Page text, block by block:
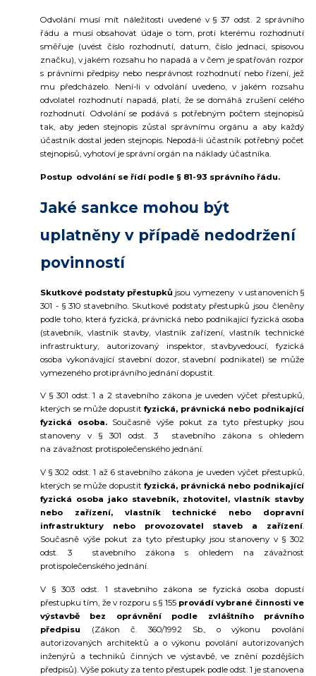
Odvolání musí mít náležitosti uvedené v § 37 odst. 2 správního
řádu a musí obsahovat údaje o tom, proti kterému rozhodnutí
směřuje (uvést číslo rozhodnutí, datum, číslo jednací, spisovou
značku), v jakém rozsahu ho napadá a v čem je spatřován rozpor
s právními předpisy nebo nesprávnost rozhodnutí nebo řízení, jež
mu předcházelo. Není-li v odvolání uvedeno, v jakém rozsahu
odvolatel rozhodnutí napadá, platí, že se domáhá zrušení celého
rozhodnutí. Odvolání se podává s potřebným počtem stejnopisů
tak, aby jeden stejnopis zůstal správnímu orgánu a aby každý
účastník dostal jeden stejnopis. Nepodá-li účastník potřebný počet
stejnopisů, vyhotoví je správní orgán na náklady účastníka.
Postup odvolání se řídí podle § 81-93 správního řádu.
Jaké sankce mohou být
uplatněny v případě nedodržení
povinností
Skutkové podstaty přestupků jsou vymezeny v ustanoveních §
301 - § 310 stavebního. Skutkové podstaty přestupků jsou členěny
podle toho, která fyzická, právnická nebo podnikající fyzická osoba
(stavebník, vlastník stavby, vlastník zařízení, vlastník technické
infrastruktury, autorizovaný inspektor, stavbyvedoucí, fyzická
osoba vykonávající stavební dozor, stavební podnikatel) se může
vymezeného protiprávního jednání dopustit.
V § 301 odst. 1 a 2 stavebního zákona je uveden výčet přestupků,
kterých se může dopustitfyzická, právnická nebo podnikající
fyzická osoba. Současně výše pokut za tyto přestupky jsou
stanoveny v § 301 odst. 3 stavebního zákona s ohledem
na závažnost protispolečenského jednání.
V § 302 odst. 1 až 6 stavebního zákona je uveden výčet přestupků,
kterých se může dopustitfyzická, právnická nebo podnikající
fyzická osoba jako stavebník, zhotovitel, vlastník stavby
nebo zařízení, vlastník technické nebo dopravní
infrastruktury nebo provozovatel staveb a zařízení.
Současně výše pokut za tyto přestupky jsou stanoveny v § 302
odst. 3 stavebního zákona s ohledem na závažnost
protispolečenského jednání.
V § 303 odst. 1 stavebního zákona se fyzická osoba dopustí
přestupku tím, že v rozporu s § 155 provádí vybrané činnosti ve
výstavbě bez oprávnění podle zvláštního právního
předpisu (Zákon č. 360/1992 Sb., o výkonu povolání
autorizovaných architektů a o výkonu povolání autorizovaných
inženýrů a techniků činných ve výstavbě, ve znění pozdějších
předpisů). Výše pokuty za tento přestupek podle odst. 1 je stanovena